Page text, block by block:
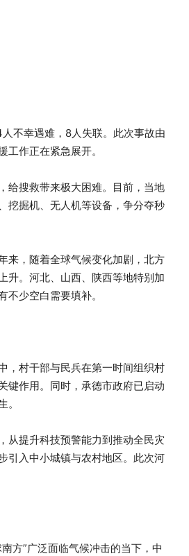
人不幸遇难，8人失联。此次事故由
作正在紧急展开。
给搜救带来极大困难。目前，当地
挖掘机、无人机等设备，争分夺秒
来，随着全球气候变化加剧，北方
升。河北、山西、陕西等地特别加
少空白需要填补。
，村干部与民兵在第一时间组织村
键作用。同时，承德市政府已启动
从提升科技预警能力到推动全民灾
引入中小城镇与农村地区。此次河
方”广泛面临气候冲击的当下，中